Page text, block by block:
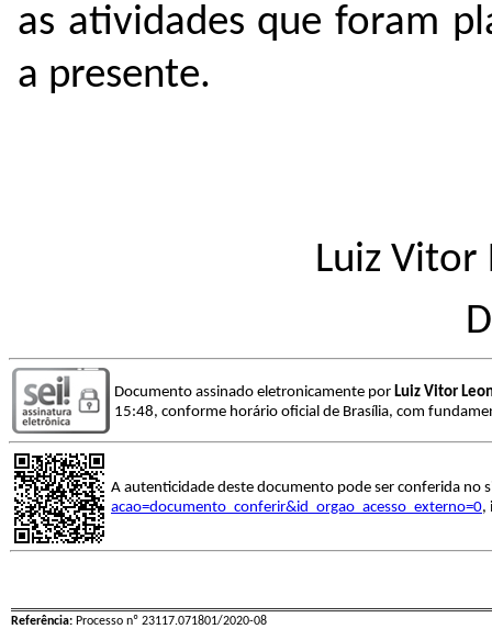
as atividades que foram
a presente.
Luiz Vitor
Documento assinado eletronicamente por Luiz Vitor
15:48, conforme horário oficial de Brasília, com
A autenticidade deste documento pode ser conferida no
acao=documento_conferir&id_orgao_acesso_externo=0,
Referência: Processo nº 23117.071801/2020-08